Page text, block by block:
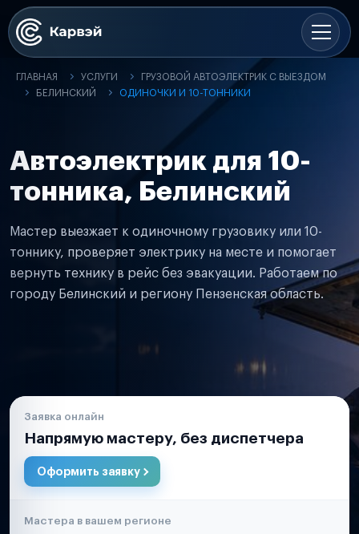
ГЛАВНАЯ УСЛУГИ
ГРУЗОВОЙ АВТОЭЛЕКТРИК С ВЫЕЗДОМ
БЕЛИНСКИЙ
ОДИНОЧКИ И 10-ТОННИКИ
Автоэлектрик для 10-
тонника, Белинский
Мастер выезжает к одиночному грузовику или 10-
тоннику, проверяет электрику на месте и помогает
вернуть технику в рейс без эвакуации. Работаем по
городу Белинский и региону Пензенская область.
Заявка онлайн
Напрямую мастеру, без диспетчера
Оформить заявку
Мастера в вашем регионе